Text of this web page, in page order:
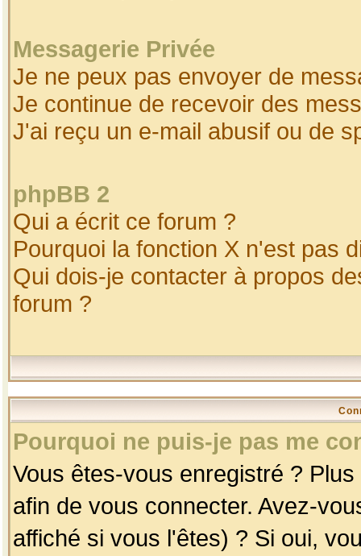
Messagerie Privée
Je ne peux pas envoyer de
Je continue de recevoir des
J'ai reçu un e-mail abusif ou de
phpBB 2
Qui a écrit ce forum ?
Pourquoi la fonction X n'est pas
Qui dois-je contacter à propos
forum ?
Pourquoi ne puis-je pas me
Vous êtes-vous enregistré ?
afin de vous connecter. Avez-
affiché si vous l'êtes) ? Si oui,